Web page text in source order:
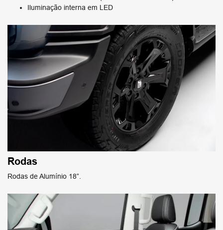
Iluminação interna em LED
Rodas
Rodas de Alumínio 18”.